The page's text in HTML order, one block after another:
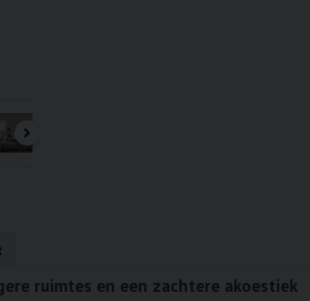
ruimtes en een zachtere akoestiek